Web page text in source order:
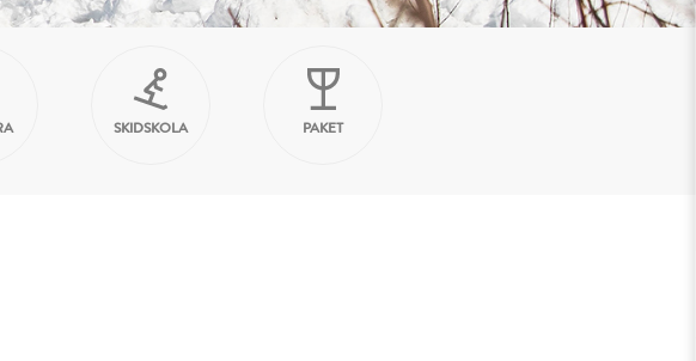
SKIDSKOLA PAKET